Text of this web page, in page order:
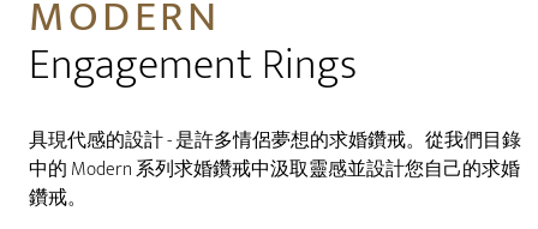
MODERN
Engagement Rings
具現代感的設計 - 是許多情侶夢想的求婚鑽戒。從我們目錄
中的 Modern 系列求婚鑽戒中汲取靈感並設計您自己的求婚
鑽戒。